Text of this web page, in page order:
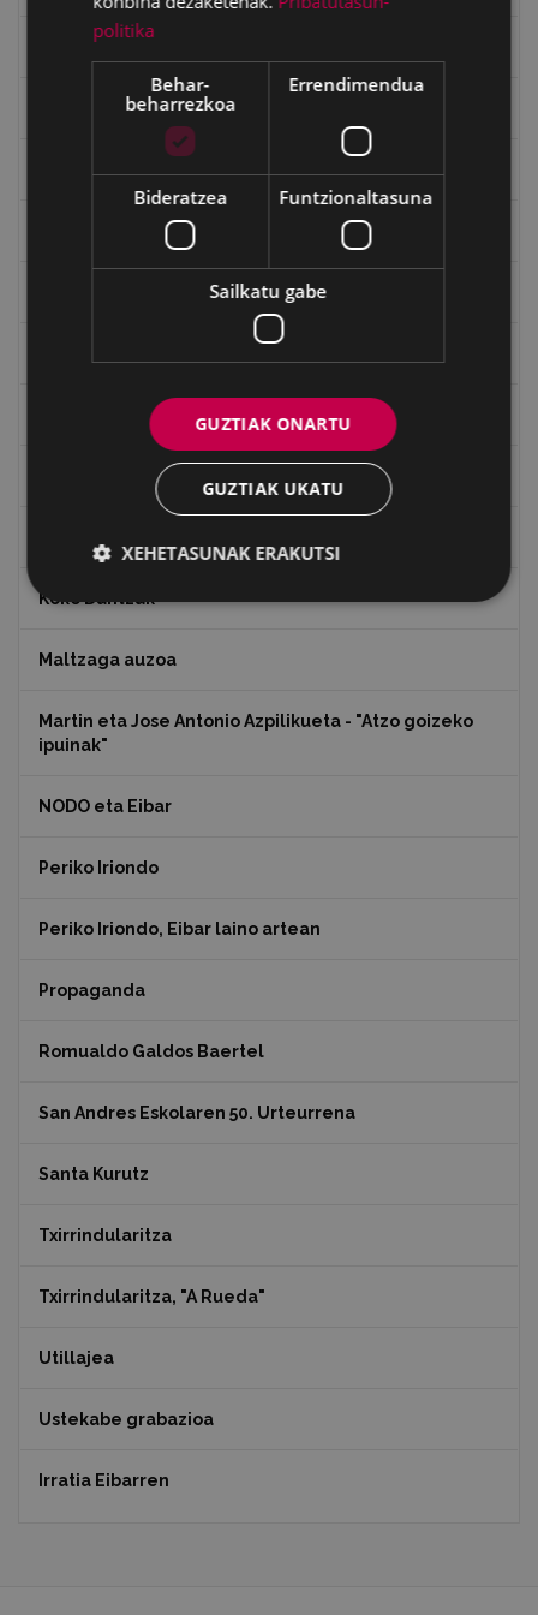
Gerra Zibilaren Interpretazio Zentroa
Ignacio Zuloaga (1870-2020)
Indalecio Ojanguren, Gipuzkoako Foru Aldundia
Juan Antonio Palacios HARRIA
Koko Dantzak
Maltzaga auzoa
Martin eta Jose Antonio Azpilikueta - "Atzo goizeko
ipuinak"
NODO eta Eibar
Periko Iriondo
Periko Iriondo, Eibar laino artean
Propaganda
Romualdo Galdos Baertel
San Andres Eskolaren 50. Urteurrena
Santa Kurutz
Txirrindularitza
Txirrindularitza, "A Rueda"
Utillajea
Ustekabe grabazioa
Irratia Eibarren
politika
Behar-
beharrezkoa
Errendimendua
Bideratzea Funtzionaltasuna
Sailkatu gabe
GUZTIAK ONARTU
GUZTIAK UKATU
XEHETASUNAK ERAKUTSI